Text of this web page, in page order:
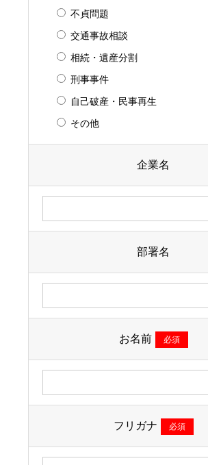
不貞問題
交通事故相談
相続・遺産分割
刑事事件
自己破産・民事再生
その他
企業名
部署名
お名前 必須
フリガナ 必須